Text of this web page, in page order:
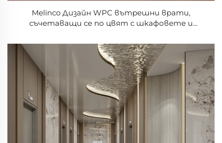
Melinco Дизайн WPC вътрешни врати,
съчетаващи се по цвят с шкафовете и
хотел, офис